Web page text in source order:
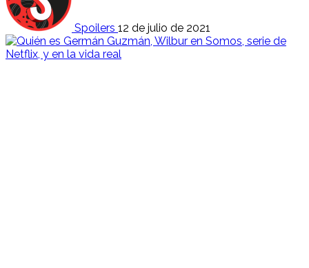
Spoilers 12 de julio de 2021